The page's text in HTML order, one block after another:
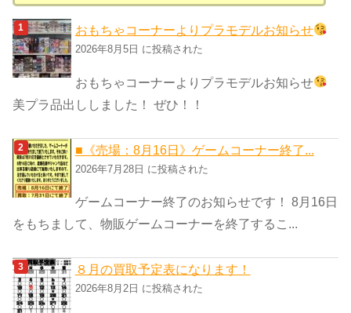
テ
ゴ
リ
ー
おもちゃコーナーよりプラモデルお知らせ
2026年8月5日 に投稿された
おもちゃコーナーよりプラモデルお知らせ
美プラ品出ししました！ ぜひ！！
■《売場：8月16日》ゲームコーナー終了...
2026年7月28日 に投稿された
ゲームコーナー終了のお知らせです！ 8月16日
をもちまして、物販ゲームコーナーを終了するこ...
８月の買取予定表になります！
2026年8月2日 に投稿された